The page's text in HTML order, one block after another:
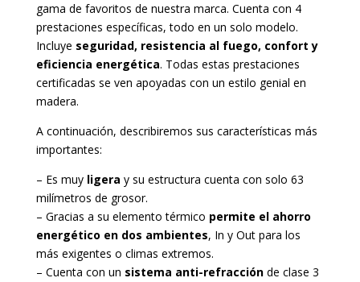
gama de favoritos de nuestra marca. Cuenta con 4
prestaciones específicas, todo en un solo modelo.
Incluye seguridad, resistencia al fuego, confort y
eficiencia energética. Todas estas prestaciones
certificadas se ven apoyadas con un estilo genial en
madera.
A continuación, describiremos sus características más
importantes:
– Es muy ligera y su estructura cuenta con solo 63
milímetros de grosor.
– Gracias a su elemento térmico permite el ahorro
energético en dos ambientes, In y Out para los
más exigentes o climas extremos.
– Cuenta con un sistema anti-refracciónde clase 3